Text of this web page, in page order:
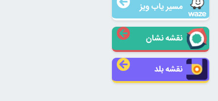
مسیر یاب ویز
نقشه نشان
نقشه بلد